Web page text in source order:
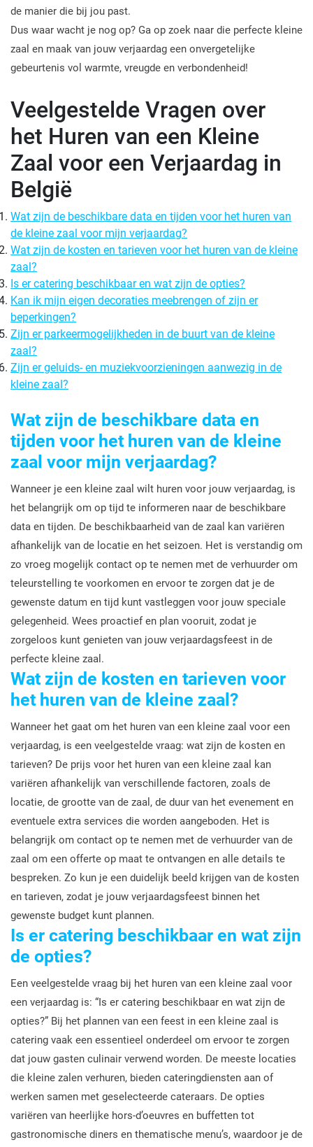
de manier die bij jou past.
Dus waar wacht je nog op? Ga op zoek naar die perfecte kleine
zaal en maak van jouw verjaardag een onvergetelijke
gebeurtenis vol warmte, vreugde en verbondenheid!
Veelgestelde Vragen over
het Huren van een Kleine
Zaal voor een Verjaardag in
België
Wat zijn de beschikbare data en tijden voor het huren van
de kleine zaal voor mijn verjaardag?
Wat zijn de kosten en tarieven voor het huren van de kleine
zaal?
Is er catering beschikbaar en wat zijn de opties?
Kan ik mijn eigen decoraties meebrengen of zijn er
beperkingen?
Zijn er parkeermogelijkheden in de buurt van de kleine
zaal?
Zijn er geluids- en muziekvoorzieningen aanwezig in de
kleine zaal?
Wat zijn de beschikbare data en
tijden voor het huren van de kleine
zaal voor mijn verjaardag?
Wanneer je een kleine zaal wilt huren voor jouw verjaardag, is
het belangrijk om op tijd te informeren naar de beschikbare
data en tijden. De beschikbaarheid van de zaal kan variëren
afhankelijk van de locatie en het seizoen. Het is verstandig om
zo vroeg mogelijk contact op te nemen met de verhuurder om
teleurstelling te voorkomen en ervoor te zorgen dat je de
gewenste datum en tijd kunt vastleggen voor jouw speciale
gelegenheid. Wees proactief en plan vooruit, zodat je
zorgeloos kunt genieten van jouw verjaardagsfeest in de
perfecte kleine zaal.
Wat zijn de kosten en tarieven voor
het huren van de kleine zaal?
Wanneer het gaat om het huren van een kleine zaal voor een
verjaardag, is een veelgestelde vraag: wat zijn de kosten en
tarieven? De prijs voor het huren van een kleine zaal kan
variëren afhankelijk van verschillende factoren, zoals de
locatie, de grootte van de zaal, de duur van het evenement en
eventuele extra services die worden aangeboden. Het is
belangrijk om contact op te nemen met de verhuurder van de
zaal om een offerte op maat te ontvangen en alle details te
bespreken. Zo kun je een duidelijk beeld krijgen van de kosten
en tarieven, zodat je jouw verjaardagsfeest binnen het
gewenste budget kunt plannen.
Is er catering beschikbaar en wat zijn
de opties?
Een veelgestelde vraag bij het huren van een kleine zaal voor
een verjaardag is: “Is er catering beschikbaar en wat zijn de
opties?” Bij het plannen van een feest in een kleine zaal is
catering vaak een essentieel onderdeel om ervoor te zorgen
dat jouw gasten culinair verwend worden. De meeste locaties
die kleine zalen verhuren, bieden cateringdiensten aan of
werken samen met geselecteerde cateraars. De opties
variëren van heerlijke hors-d’oeuvres en buffetten tot
gastronomische diners en thematische menu’s, waardoor je de